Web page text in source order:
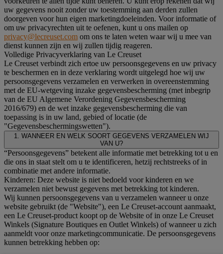
uw gegevens nooit zonder uw toestemming aan derden zullen
doorgeven voor hun eigen marketingdoeleinden. Voor informatie of
om uw privacyrechten uit te oefenen, kunt u ons mailen op
privacy@lecreuset.com om ons te laten weten waar wij u mee van
dienst kunnen zijn en wij zullen tijdig reageren.
Volledige Privacyverklaring van Le Creuset
Le Creuset verbindt zich ertoe uw persoonsgegevens en uw privacy
te beschermen en in deze verklaring wordt uitgelegd hoe wij uw
persoonsgegevens verzamelen en verwerken in overeenstemming
met de EU-wetgeving inzake gegevensbescherming (met inbegrip
van de EU Algemene Verordening Gegevensbescherming
2016/679) en de wet inzake gegevensbescherming die van
toepassing is in uw land, gebied of locatie (de
"Gegevensbeschermingswetten").
1. WANNEER EN WELK SOORT GEGEVENS VERZAMELEN WIJ
VAN U?
“Persoonsgegevens” betekent alle informatie met betrekking tot u en
die ons in staat stelt om u te identificeren, hetzij rechtstreeks of in
combinatie met andere informatie.
Kinderen: Deze website is niet bedoeld voor kinderen en we
verzamelen niet bewust gegevens met betrekking tot kinderen.
Wij kunnen persoonsgegevens van u verzamelen wanneer u onze
website gebruikt (de "Website"), een Le Creuset-account aanmaakt,
een Le Creuset-product koopt op de Website of in onze Le Creuset
Winkels (Signature Boutiques en Outlet Winkels) of wanneer u zich
aanmeldt voor onze marketingcommunicatie. De persoonsgegevens
kunnen betrekking hebben op: